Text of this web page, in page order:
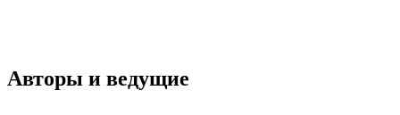
Авторы и ведущие